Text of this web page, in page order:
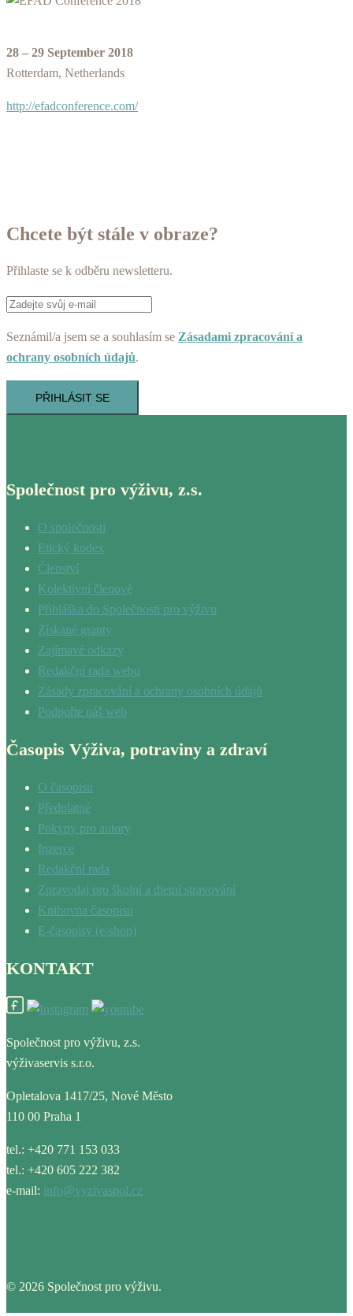
28 – 29 September 2018
Rotterdam, Netherlands
http://efadconference.com/
Chcete být stále v obraze?
Přihlaste se k odběru newsletteru.
Seznámil/a jsem se a souhlasím se Zásadami zpracování a
ochrany osobních údajů.
PŘIHLÁSIT SE
Společnost pro výživu, z.s.
O společnosti
Etický kodex
Členství
Kolektivní členové
Přihláška do Společnosti pro výživu
Získané granty
Zajímavé odkazy
Redakční rada webu
Zásady zpracování a ochrany osobních údajů
Podpořte náš web
Časopis Výživa, potraviny a zdraví
O časopisu
Předplatné
Pokyny pro autory
Inzerce
Redakční rada
Zpravodaj pro školní a dietní stravování
Knihovna časopisu
E-časopisy (e-shop)
KONTAKT
Společnost pro výživu, z.s.
výživaservis s.r.o.
Opletalova 1417/25, Nové Město
110 00 Praha 1
tel.: +420 771 153 033
tel.: +420 605 222 382
e-mail: info@vyzivaspol.cz
© 2026 Společnost pro výživu.